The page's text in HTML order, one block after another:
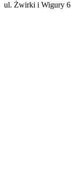
ul. Żwirki i Wigury